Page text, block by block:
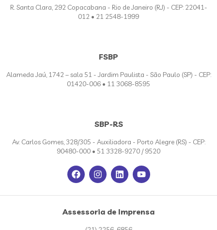
R. Santa Clara, 292 Copacabana - Rio de Janeiro (RJ) - CEP: 22041-
012 • 21 2548-1999
FSBP
Alameda Jaú, 1742 – sala 51 - Jardim Paulista - São Paulo (SP) - CEP:
01420-006 • 11 3068-8595
SBP-RS
Av. Carlos Gomes, 328/305 - Auxiliadora - Porto Alegre (RS) - CEP:
90480-000 • 51 3328-9270 / 9520
Assessoria de Imprensa